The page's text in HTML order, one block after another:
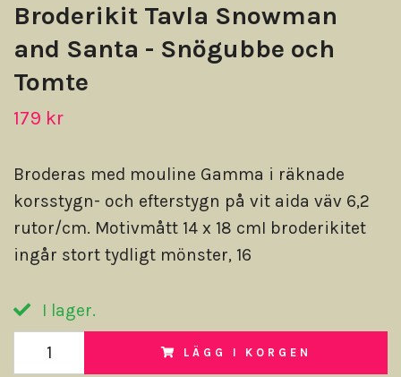
Broderikit Tavla Snowman
and Santa - Snögubbe och
Tomte
179 kr
Broderas med mouline Gamma i räknade
korsstygn- och efterstygn på vit aida väv 6,2
rutor/cm. Motivmått 14 x 18 cmI broderikitet
ingår stort tydligt mönster, 16
I lager.
LÄGG I KORGEN